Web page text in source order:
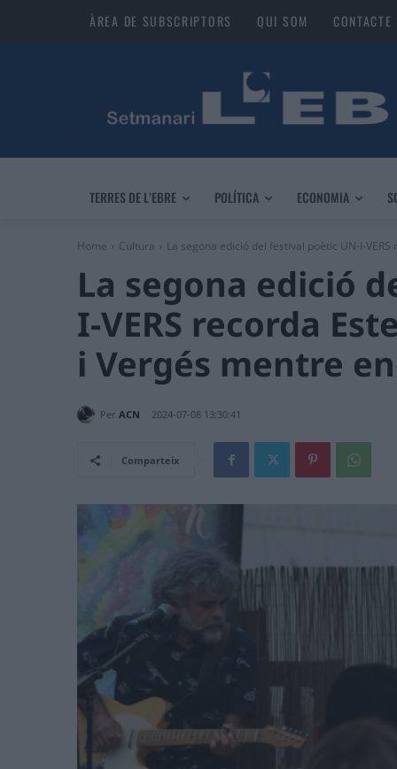
ÀREA DE SUBSCRIPTORS QUI SOM CONTACTE
TERRES DE L’EBRE POLÍTICA ECONOMIA
Home Cultura La segona edició del festival poètic UN-I-
La segona edició
I-VERS recorda
i Vergés mentre
Per ACN 2024-07-08 13:30:41
Comparteix